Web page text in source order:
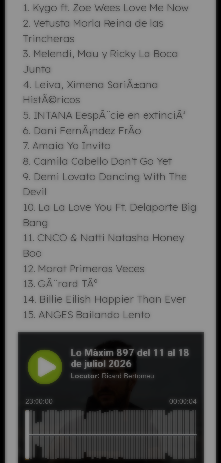
Kygo ft. Zoe Wees Love Me Now
Vetusta Morla Reina de las
Trincheras
Melendi, Mau y Ricky La Boca
Junta
Leiva, Ximena SariÃ±ana
HistÃ©ricos
INTANA EespÃ¨cie en extinciÃ³
Dani FernÃ¡ndez FrÃ­o
Amaia Yo Invito
Camila Cabello Don't Go Yet
Demi Lovato Dancing With The
Devil
La La Love You Ft. Delaporte Big
Bang
CNCO & Natti Natasha Honey
Boo
Morat Primeras Veces
GÃ¨rard TÃº
Billie Eilish Happier Than Ever
ANGES Bailando Lento